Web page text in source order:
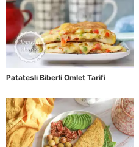
Patatesli Biberli Omlet Tarifi